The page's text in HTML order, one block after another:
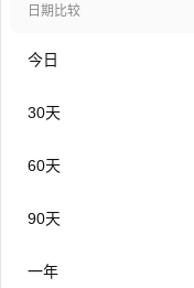
日期比较
今日
30天
60天
90天
一年